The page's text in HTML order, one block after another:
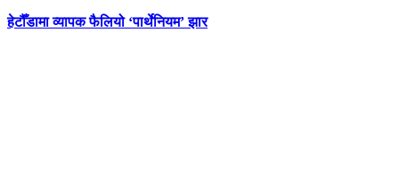
हेटौँडामा व्यापक फैलियो ‘पार्थेनियम’ झार